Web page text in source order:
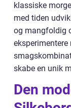
klassiske
med tiden
og mangfoldig
eksperimentere
skabe en unik
Den